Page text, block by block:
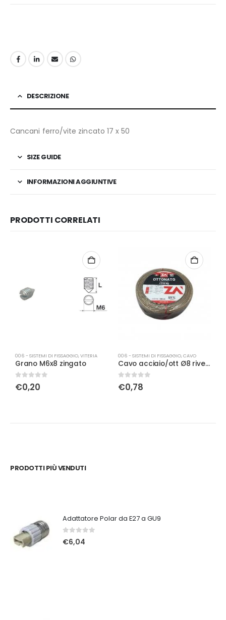
DESCRIZIONE
Cancani ferro/vite zincato 17 x 50
SIZE GUIDE
INFORMAZIONI AGGIUNTIVE
PRODOTTI CORRELATI
006 - SISTEMI DI FISSAGGIO,VITERIA
Grano M6x8 zingato
0Su 5
€0,20
006 - SISTEMI DI FISSAGGIO,CAVO
Cavo acciaio/ott Ø8 rivestito
0Su 5
€0,78
PRODOTTI PIÙ VENDUTI
Adattatore Polar da E27 a GU9
0Su 5
€6,04